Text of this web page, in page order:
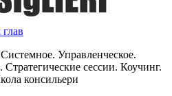
Управленческое.
сессии. Коучинг.
консильери